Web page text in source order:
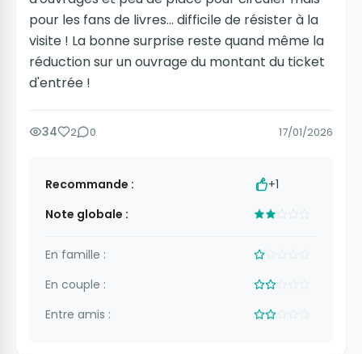
pour les fans de livres... difficile de résister à la
visite ! La bonne surprise reste quand même la
réduction sur un ouvrage du montant du ticket
d'entrée !
34 2 0 17/01/2026
Recommande :
+1
Note globale :
En famille :
En couple :
Entre amis :